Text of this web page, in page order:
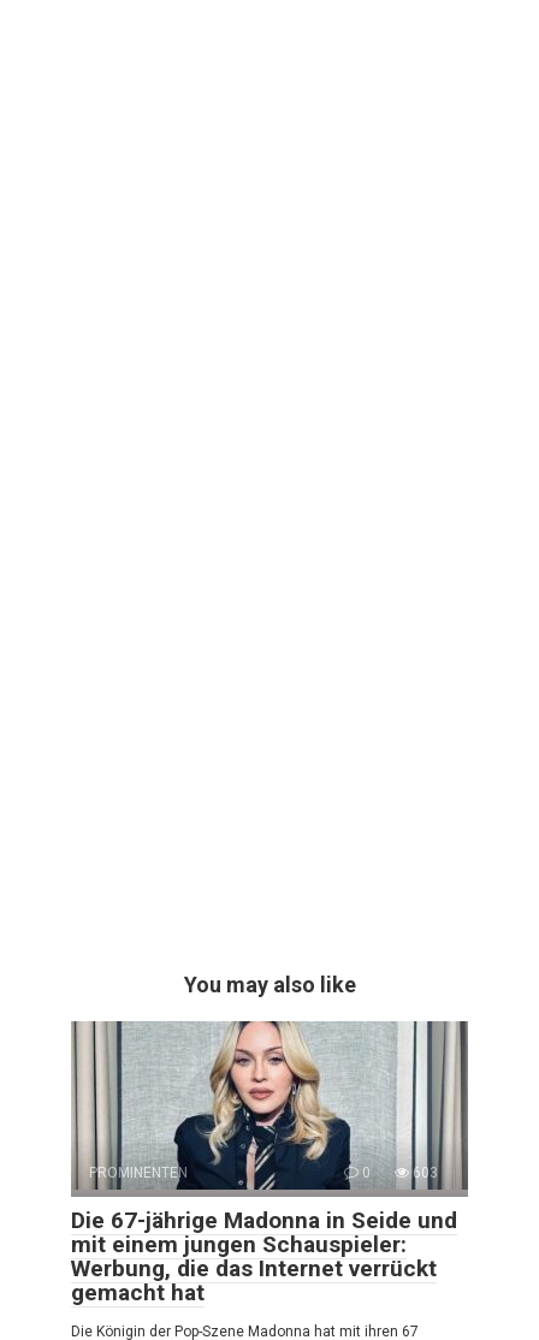
You may also like
PROMINENTEN 0 603
Die 67-jährige Madonna in Seide und
mit einem jungen Schauspieler:
Werbung, die das Internet verrückt
gemacht hat
Die Königin der Pop-Szene Madonna hat mit ihren 67